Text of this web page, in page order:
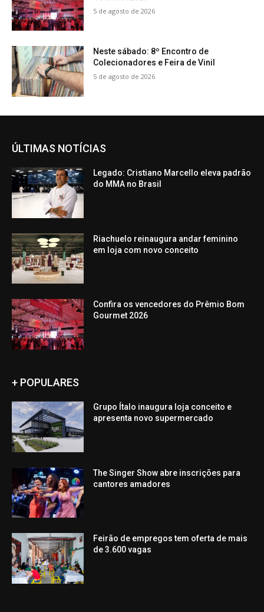
5 de agosto de 2026
Neste sábado: 8º Encontro de
Colecionadores e Feira de Vinil
5 de agosto de 2026
ÚLTIMAS NOTÍCIAS
Legado: Cristiano Marcello eleva padrão
do MMA no Brasil
Riachuelo reinaugura andar feminino
em loja com novo conceito
Confira os vencedores do Prêmio Bom
Gourmet 2026
+ POPULARES
Grupo Ítalo inaugura loja conceito e
apresenta novo supermercado
The Singer Show abre inscrições para
cantores amadores
Feirão de empregos tem oferta de mais
de 3.600 vagas